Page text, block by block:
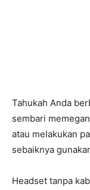
Tahukah Anda
sembari
atau melakukan
sebaiknya
Headset tanpa